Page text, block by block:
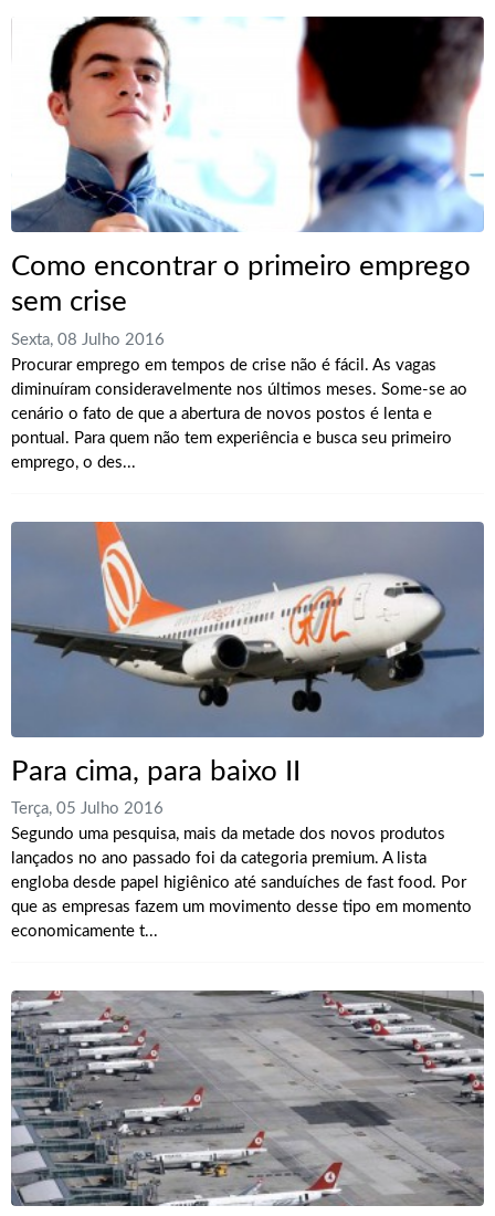
Como encontrar o primeiro emprego
sem crise
Sexta, 08 Julho 2016
Procurar emprego em tempos de crise não é fácil. As vagas
diminuíram consideravelmente nos últimos meses. Some-se ao
cenário o fato de que a abertura de novos postos é lenta e
pontual. Para quem não tem experiência e busca seu primeiro
emprego, o des...
Para cima, para baixo II
Terça, 05 Julho 2016
Segundo uma pesquisa, mais da metade dos novos produtos
lançados no ano passado foi da categoria premium. A lista
engloba desde papel higiênico até sanduíches de fast food. Por
que as empresas fazem um movimento desse tipo em momento
economicamente t...